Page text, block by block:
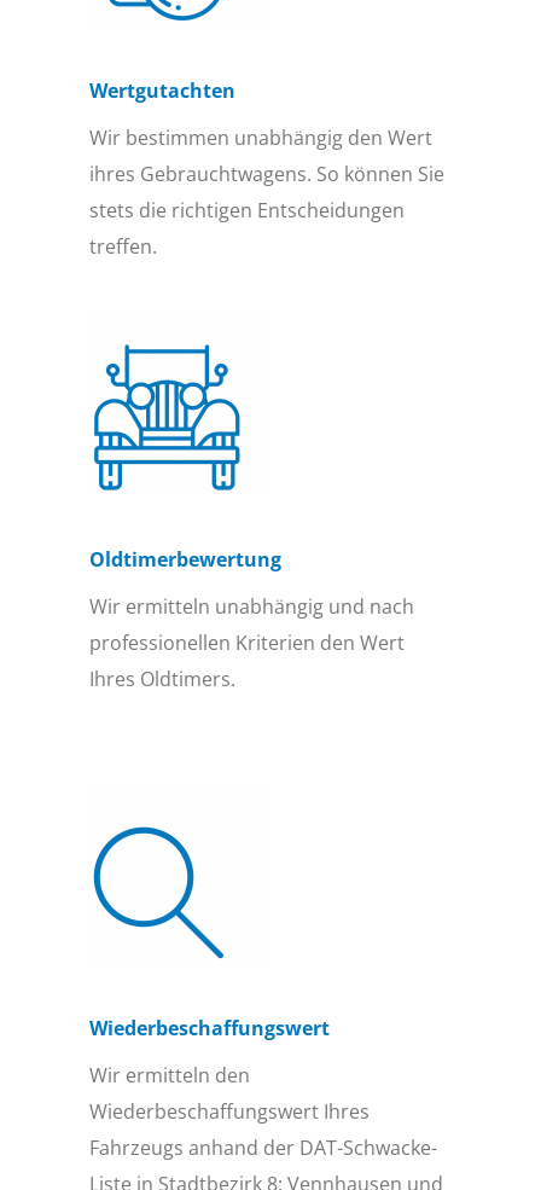
Wertgutachten
Wir bestimmen unabhängig den Wert
ihres Gebrauchtwagens. So können Sie
stets die richtigen Entscheidungen
treffen.
Oldtimer­bewertung
Wir ermitteln unabhängig und nach
professionellen Kriterien den Wert
Ihres Oldtimers.
Wiederbeschaffungs­wert
Wir ermitteln den
Wiederbeschaffungswert Ihres
Fahrzeugs anhand der DAT-Schwacke-
Liste in Stadtbezirk 8: Vennhausen und